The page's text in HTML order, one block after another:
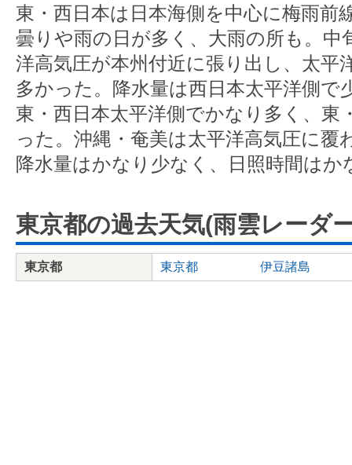
東・西日本は日本海側を中心に梅雨前
曇りや雨の日が多く、大雨の所も。中
洋高気圧が本州付近に張り出し、太平
多かった。降水量は西日本太平洋側で
東・西日本太平洋側でかなり多く、東
った。沖縄・奄美は太平洋高気圧に覆
降水量はかなり少なく、日照時間はか
東京都の過去天気(雨雲レーダ
東京都 東京都 伊豆諸島